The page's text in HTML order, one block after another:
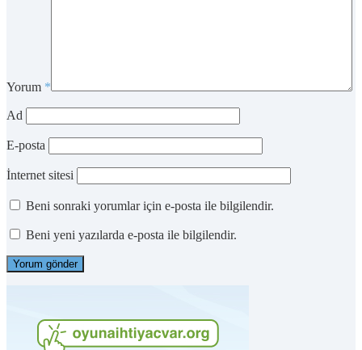
Yorum *
Ad
E-posta
İnternet sitesi
Beni sonraki yorumlar için e-posta ile bilgilendir.
Beni yeni yazılarda e-posta ile bilgilendir.